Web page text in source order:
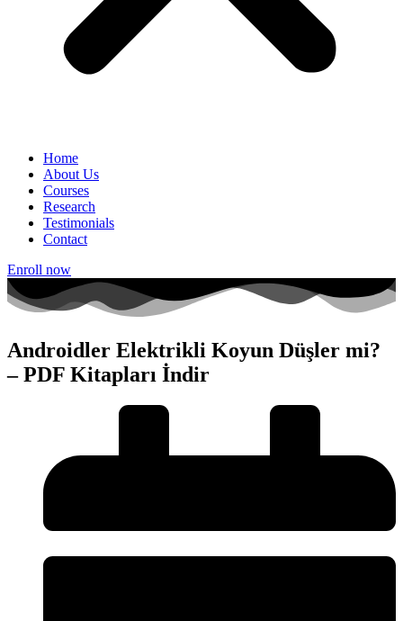
Home
About Us
Courses
Research
Testimonials
Contact
Enroll now
Androidler Elektrikli Koyun Düşler mi?
– PDF Kitapları İndir